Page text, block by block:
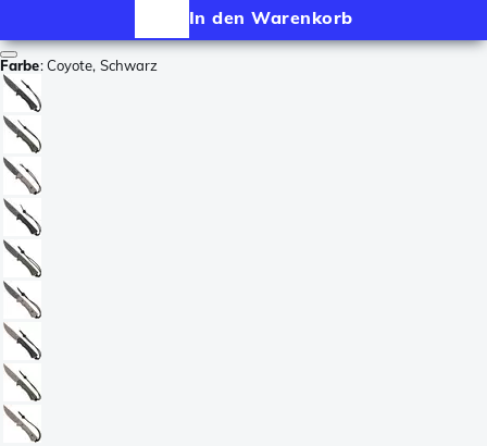
In den Warenkorb
Farbe:Coyote, Schwarz